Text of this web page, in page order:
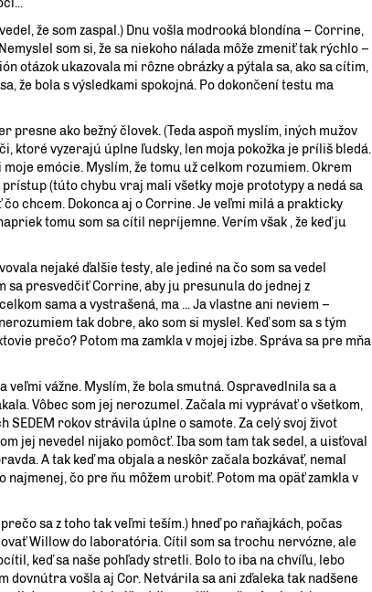
že som zaspal.) Dnu vošla modrooká blondína – Corrine,
som si, že sa niekoho nálada môže zmeniť tak rýchlo –
otázok ukazovala mi rôzne obrázky a pýtala sa, ako sa cítim,
že bola s výsledkami spokojná. Po dokončení testu ma
ako bežný človek. (Teda aspoň myslím, iných mužov
ktoré vyzerajú úplne ľudsky, len moja pokožka je príliš bledá.
emócie. Myslím, že tomu už celkom rozumiem. Okrem
(túto chybu vraj mali všetky moje prototypy a nedá sa
chcem. Dokonca aj o Corrine. Je veľmi milá a prakticky
tomu som sa cítil nepríjemne. Verím však , že keď ju
nejaké ďalšie testy, ale jediné na čo som sa vedel
sa presvedčiť Corrine, aby ju presunula do jednej z
sama a vystrašená, ma ... Ja vlastne ani neviem –
tak dobre, ako som si myslel. Keď som sa s tým
prečo? Potom ma zamkla v mojej izbe. Správa sa pre mňa
vážne. Myslím, že bola smutná. Ospravedlnila sa a
Vôbec som jej nerozumel. Začala mi vyprávať o všetkom,
SEDEM rokov strávila úplne o samote. Za celý svoj život
jej nevedel nijako pomôcť. Iba som tam tak sedel, a uisťoval
A tak keď ma objala a neskôr začala bozkávať, nemal
najmenej, čo pre ňu môžem urobiť. Potom ma opäť zamkla v
sa z toho tak veľmi teším.) hneď po raňajkách, počas
Willow do laboratória. Cítil som sa trochu nervózne, ale
keď sa naše pohľady stretli. Bolo to iba na chvíľu, lebo
vošla aj Cor. Netvárila sa ani zďaleka tak nadšene